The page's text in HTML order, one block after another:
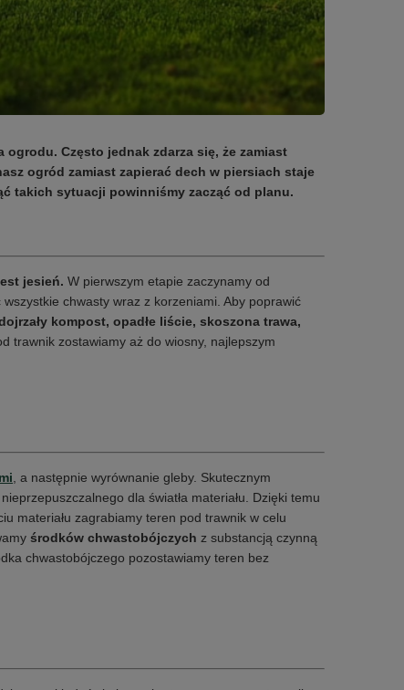
Często jednak zdarza się, że zamiast
ogród zamiast zapierać dech w piersiach staje
takich sytuacji powinniśmy zacząć od planu.
jesień. W pierwszym etapie zaczynamy od
wszystkie chwasty wraz z korzeniami. Aby poprawić
kompost, opadłe liście, skoszona trawa,
trawnik zostawiamy aż do wiosny, najlepszym
, a następnie wyrównanie gleby. Skutecznym
dla światła materiału. Dzięki temu
materiału zagrabiamy teren pod trawnik w celu
środków chwastobójczych z substancją czynną
chwastobójczego pozostawiamy teren bez